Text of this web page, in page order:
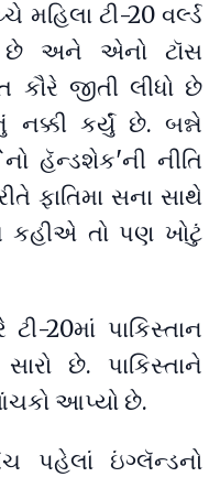
મહિલા ટી-20 વર્લ્ડ
છે અને એનો ટૉસ
કૌરે જીતી લીધો છે
કર્યું છે. બન્ને
હૅન્ડશેક'ની નીતિ
ફાતિમા સના સાથે
કહીએ તો પણ ખોટું
20માં પાકિસ્તાન
છે. પાકિસ્તાને
આપ્યો છે.
ઇંગ્લૅન્ડનો